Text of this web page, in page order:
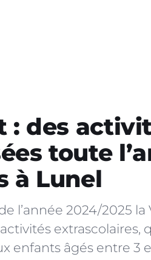
: des
toute
à Lunel
l’année 2024/2025
extrascolaires,
enfants âgés entre 3